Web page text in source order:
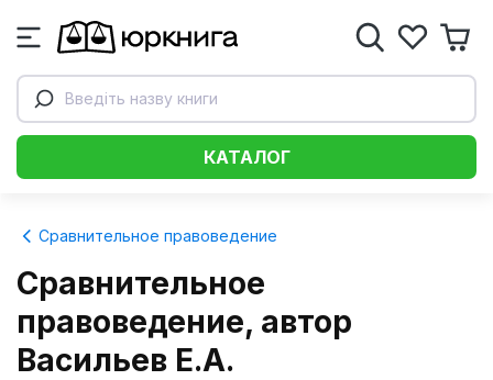
Введіть назву книги
КАТАЛОГ
Сравнительное правоведение
Сравнительное
правоведение, автор
Васильев Е.А.